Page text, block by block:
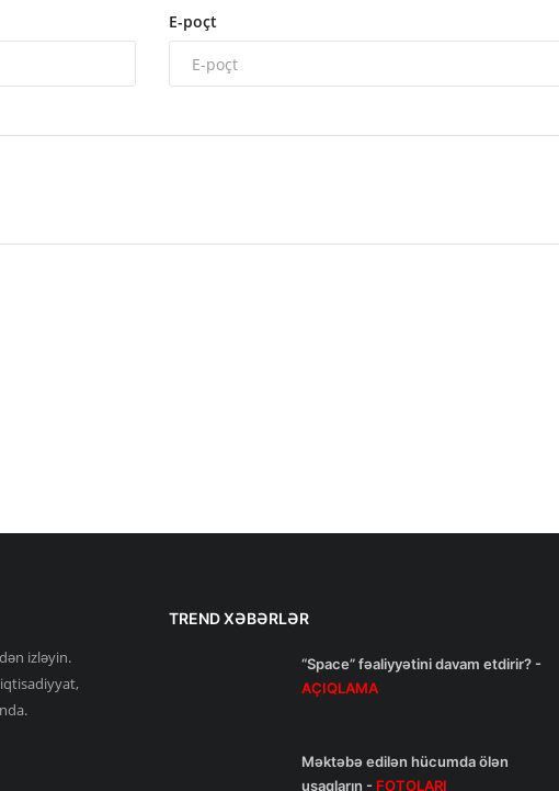
E-poçt
izləyin.
TREND XƏBƏRLƏR
“Space” fəaliyyətini davam etdirir? -
AÇIQLAMA
Məktəbə edilən hücumda ölən
uşaqların - FOTOLARI